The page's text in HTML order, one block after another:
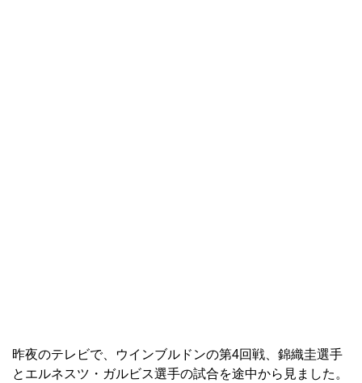
昨夜のテレビで、ウインブルドンの第4回戦、錦織圭選手
とエルネスツ・ガルビス選手の試合を途中から見ました。